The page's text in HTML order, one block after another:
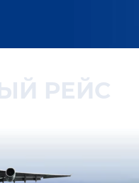
РЕЙС